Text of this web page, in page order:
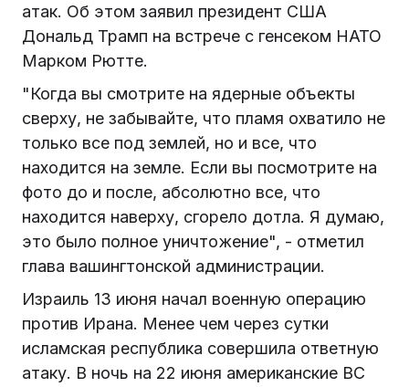
атак. Об этом заявил президент США
Дональд Трамп на встрече с генсеком НАТО
Марком Рютте.
"Когда вы смотрите на ядерные объекты
сверху, не забывайте, что пламя охватило не
только все под землей, но и все, что
находится на земле. Если вы посмотрите на
фото до и после, абсолютно все, что
находится наверху, сгорело дотла. Я думаю,
это было полное уничтожение", - отметил
глава вашингтонской администрации.
Израиль 13 июня начал военную операцию
против Ирана. Менее чем через сутки
исламская республика совершила ответную
атаку. В ночь на 22 июня американские ВС